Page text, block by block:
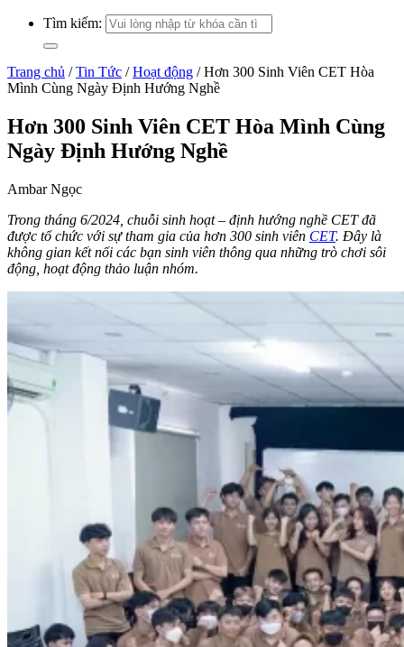
Tìm kiếm:
Trang chủ / Tin Tức / Hoạt động / Hơn 300 Sinh Viên CET Hòa
Mình Cùng Ngày Định Hướng Nghề
Hơn 300 Sinh Viên CET Hòa Mình Cùng
Ngày Định Hướng Nghề
Ambar Ngọc
Trong tháng 6/2024, chuỗi sinh hoạt – định hướng nghề CET đã
được tổ chức với sự tham gia của hơn 300 sinh viên CET. Đây là
không gian kết nối các bạn sinh viên thông qua những trò chơi sôi
động, hoạt động thảo luận nhóm.